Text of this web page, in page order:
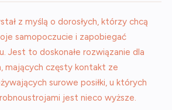
z myślą o dorosłych, którzy chcą
samopoczucie i zapobiegać
Jest to doskonałe rozwiązanie dla
mających częsty kontakt ze
surowe posiłki, u których
jest nieco wyższe.